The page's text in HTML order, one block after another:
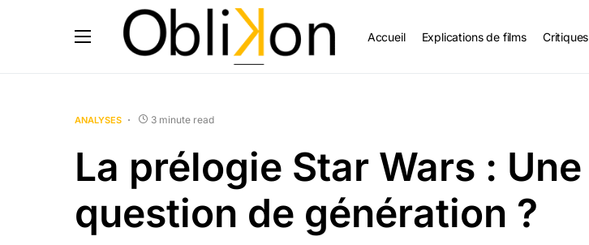
Accueil Explications de films Critiques
ANALYSES 3 minute read
La prélogie Star Wars : Une
question de génération ?